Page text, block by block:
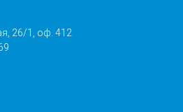
26/1, оф. 412